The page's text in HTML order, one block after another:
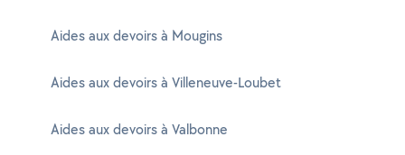
Aides aux devoirs à Mougins
Aides aux devoirs à Villeneuve-Loubet
Aides aux devoirs à Valbonne